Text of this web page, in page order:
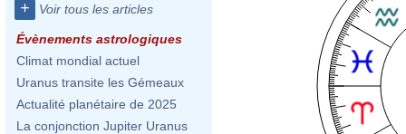
+ Voir tous les articles
Évènements astrologiques
Climat mondial actuel
Uranus transite les Gémeaux
Actualité planétaire de 2025
La conjonction Jupiter Uranus